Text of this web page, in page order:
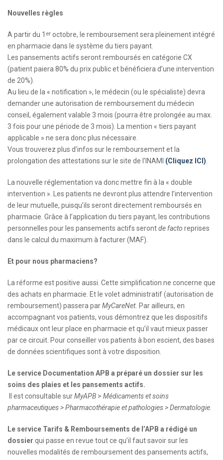
Nouvelles règles
A partir du 1 er octobre, le remboursement sera pleinement intégré
en pharmacie dans le système du tiers payant.
Les pansements actifs seront remboursés en catégorie CX
(patient paiera 80% du prix public et bénéficiera d’une intervention
de 20%).
Au lieu de la « notification », le médecin (ou le spécialiste) devra
demander une autorisation de remboursement du médecin
conseil, également valable 3 mois (pourra être prolongée au max.
3 fois pour une période de 3 mois). La mention « tiers payant
applicable » ne sera donc plus nécessaire.
Vous trouverez plus d’infos sur le remboursement et la
prolongation des attestations sur le site de l’INAMI (Cliquez ICI)
La nouvelle réglementation va donc mettre fin à la « double
intervention ». Les patients ne devront plus attendre l’intervention
de leur mutuelle, puisqu’ils seront directement remboursés en
pharmacie. Grâce à l’application du tiers payant, les contributions
personnelles pour les pansements actifs serontde facto reprises
dans le calcul du maximum à facturer (MAF).
Et pour nous pharmaciens?
La réforme est positive aussi. Cette simplification ne concerne que
des achats en pharmacie. Et le volet administratif (autorisation de
remboursement) passera parMyCareNet. Par ailleurs, en
accompagnant vos patients, vous démontrez que les dispositifs
médicaux ont leur place en pharmacie et qu’il vaut mieux passer
par ce circuit. Pour conseiller vos patients à bon escient, des bases
de données scientifiques sont à votre disposition.
Le service Documentation APB a préparé un dossier sur les
soins des plaies et les pansements actifs.
Il est consultable surMyAPB > Médicaments et soins
pharmaceutiques > Pharmacothérapie et pathologies > Dermatologie
Le service Tarifs & Remboursements de l’APB a rédigé un
dossier qui passe en revue tout ce qu’il faut savoir sur les
nouvelles modalités de remboursement des pansements actifs,